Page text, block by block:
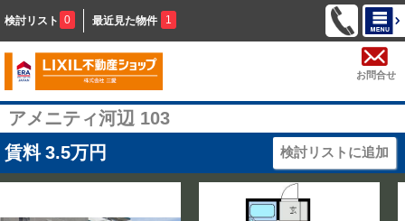
検討リスト 0 最近見た物件 1
お問合せ
アメニティ河辺 103
賃料 3.5万円 検討リストに追加